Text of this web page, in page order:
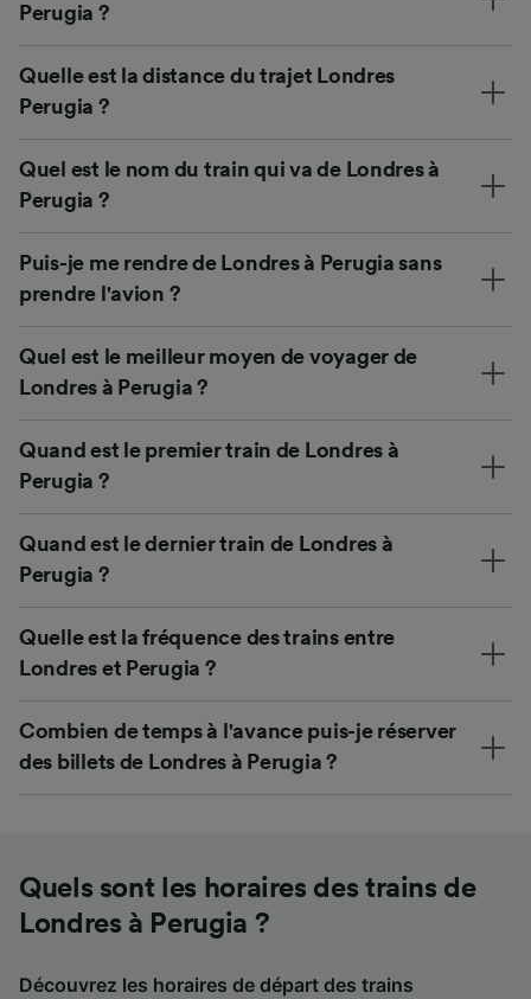
Perugia ?
Quelle est la distance du trajet Londres
Perugia ?
Quel est le nom du train qui va de Londres à
Perugia ?
Puis-je me rendre de Londres à Perugia sans
prendre l'avion ?
Quel est le meilleur moyen de voyager de
Londres à Perugia ?
Quand est le premier train de Londres à
Perugia ?
Quand est le dernier train de Londres à
Perugia ?
Quelle est la fréquence des trains entre
Londres et Perugia ?
Combien de temps à l'avance puis-je réserver
des billets de Londres à Perugia ?
Quels sont les horaires des trains de
Londres à Perugia ?
Découvrez les horaires de départ des trains